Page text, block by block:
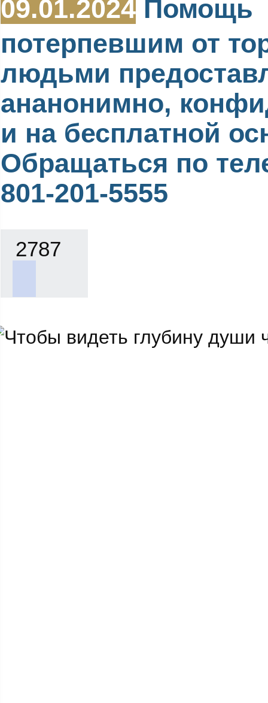
09.01.2024 Помощь
потерпевшим от
людьми
ананонимно,
и на бесплатной
Обращаться по
801-201-5555
2787